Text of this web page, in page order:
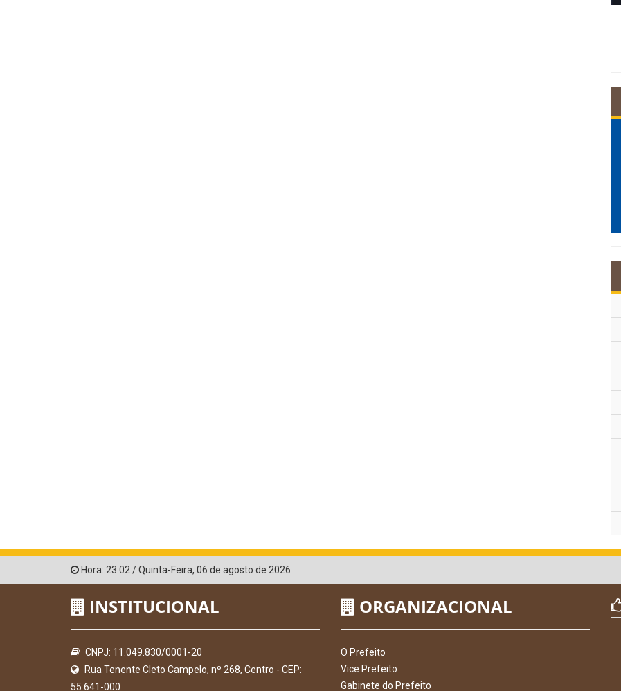
Hora: 23:02 /Quinta-Feira, 06 de agosto de 2026
INSTITUCIONAL
CNPJ: 11.049.830/0001-20
Rua Tenente Cleto Campelo, nº 268, Centro - CEP:
55.641-000
ORGANIZACIONAL
O Prefeito
Vice Prefeito
Gabinete do Prefeito